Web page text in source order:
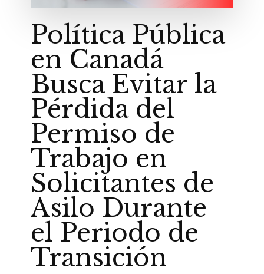
Política Pública
en Canadá
Busca Evitar la
Pérdida del
Permiso de
Trabajo en
Solicitantes de
Asilo Durante
el Periodo de
Transición